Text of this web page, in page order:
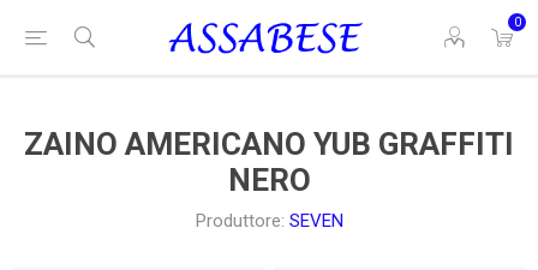
0
ZAINO AMERICANO YUB GRAFFITI
NERO
Produttore: SEVEN